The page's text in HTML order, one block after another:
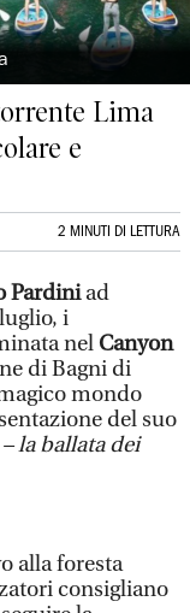
Lima
e
2 MINUTI DI LETTURA
Pardiniad
i
nel Canyon
di Bagni di
mondo
del suo
la ballata dei
alla foresta
consigliano